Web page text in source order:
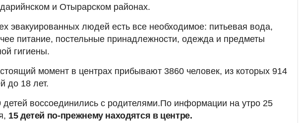
и Отырарском районах.
эвакуированных людей есть все необходимое: питьевая вода,
питание, постельные принадлежности, одежда и предметы
гигиены.
момент в центрах прибывают 3860 человек, из которых 914
до 18 лет.
детей воссоединились с родителями.По информации на утро 25
15 детей по-прежнему находятся в центре.